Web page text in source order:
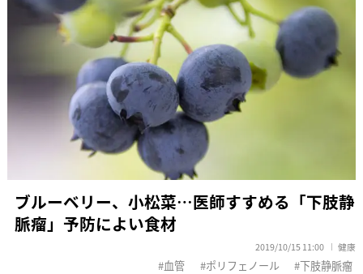
ブルーベリー、小松菜…医師すすめる「下肢静
脈瘤」予防によい食材
2019/10/15 11:00 健康
血管 ポリフェノール 下肢静脈瘤